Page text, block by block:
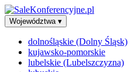
Województwa ▾
dolnośląskie (Dolny Śląsk)
kujawsko-pomorskie
lubelskie (Lubelszczyzna)